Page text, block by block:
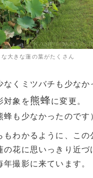
な大きな蓮の葉がたくさん
なくミツバチも少なか
対象を熊蜂に変更。
蜂も少なかったのです
もわかるように、この
の花に思いっきり近づ
年撮影に来ています。